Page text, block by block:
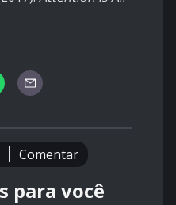
Comentar
para você